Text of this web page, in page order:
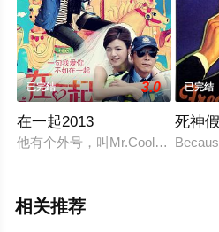
已完结 3.0
在一起2013
他有个外号，叫Mr.Cool（甄子丹
已完结
死神
相关推荐